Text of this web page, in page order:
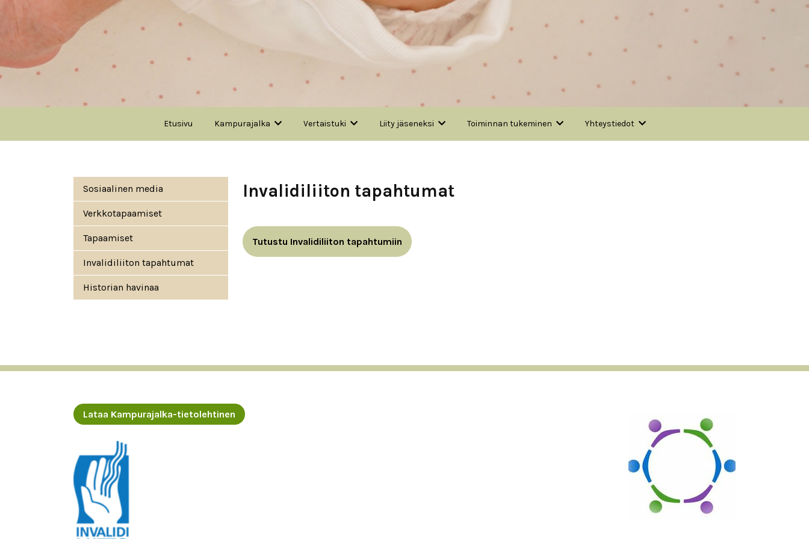
Etusivu Kampurajalka Vertaistuki Liity jäseneksi Toiminnan tukeminen Yhteystiedot
Päävalikko
Sosiaalinen media
Verkkotapaamiset
Tapaamiset
Invalidiliiton tapahtumat
Historian havinaa
Invalidiliiton tapahtumat
Tutustu Invalidiliiton tapahtumiin
Lataa Kampurajalka-tietolehtinen